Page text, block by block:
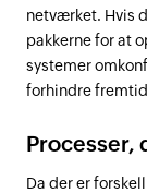
netværket. Hvis
pakkerne for at
systemer
forhindre
Processer,
Da der er